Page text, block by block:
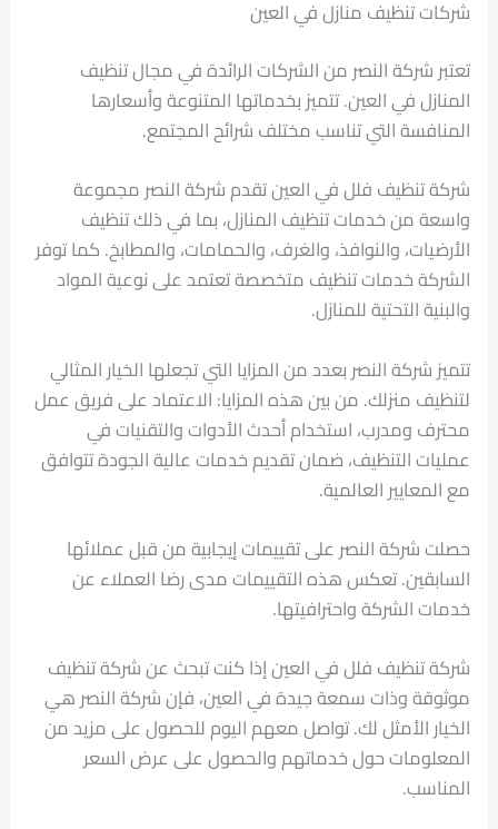
شركات تنظيف منازل في العين
تعتبر شركة النصر من الشركات الرائدة في مجال تنظيف
المنازل في العين. تتميز بخدماتها المتنوعة وأسعارها
المنافسة التي تناسب مختلف شرائح المجتمع.
شركة تنظيف فلل في العين تقدم شركة النصر مجموعة
واسعة من خدمات تنظيف المنازل، بما في ذلك تنظيف
الأرضيات، والنوافذ، والغرف، والحمامات، والمطابخ. كما توفر
الشركة خدمات تنظيف متخصصة تعتمد على نوعية المواد
والبنية التحتية للمنازل.
تتميز شركة النصر بعدد من المزايا التي تجعلها الخيار المثالي
لتنظيف منزلك. من بين هذه المزايا: الاعتماد على فريق عمل
محترف ومدرب، استخدام أحدث الأدوات والتقنيات في
عمليات التنظيف، ضمان تقديم خدمات عالية الجودة تتوافق
مع المعايير العالمية.
حصلت شركة النصر على تقييمات إيجابية من قبل عملائها
السابقين. تعكس هذه التقييمات مدى رضا العملاء عن
خدمات الشركة واحترافيتها.
شركة تنظيف فلل في العين إذا كنت تبحث عن شركة تنظيف
موثوقة وذات سمعة جيدة في العين، فإن شركة النصر هي
الخيار الأمثل لك. تواصل معهم اليوم للحصول على مزيد من
المعلومات حول خدماتهم والحصول على عرض السعر
المناسب.